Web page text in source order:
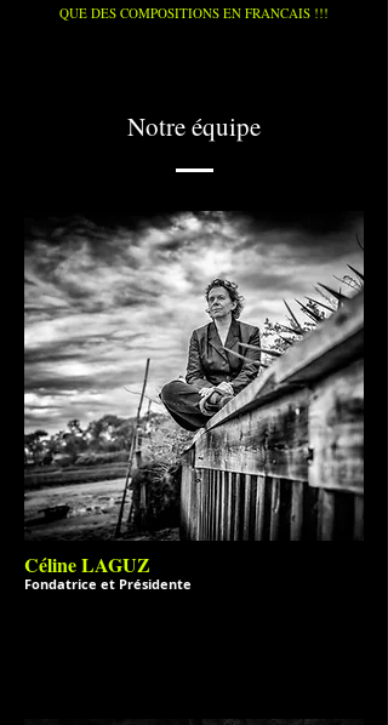
QUE DES COMPOSITIONS EN FRANCAIS !!!
Notre équipe
Céline LAGUZ
Fondatrice et Présidente